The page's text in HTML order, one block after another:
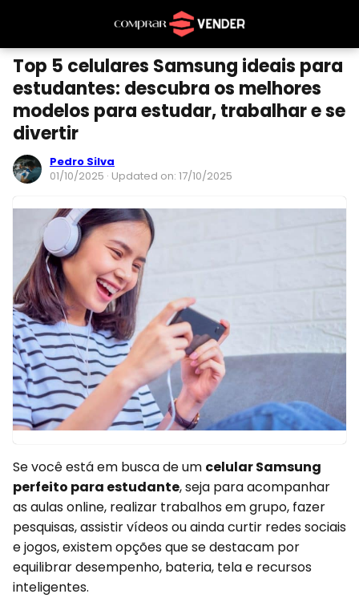
Top 5 celulares Samsung ideais para
estudantes: descubra os melhores
modelos para estudar, trabalhar e se
divertir
Pedro Silva
01/10/2025 · Updated on: 17/10/2025
Se você está em busca de um celular Samsung
perfeito para estudante, seja para acompanhar
as aulas online, realizar trabalhos em grupo, fazer
pesquisas, assistir vídeos ou ainda curtir redes sociais
e jogos, existem opções que se destacam por
equilibrar desempenho, bateria, tela e recursos
inteligentes.